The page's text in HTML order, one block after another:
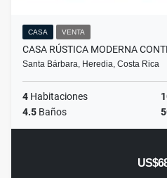
CASA VENTA
CASA RÚSTICA MODERNA
Santa Bárbara, Heredia, Costa Rica
4 Habitaciones
4.5 Baños